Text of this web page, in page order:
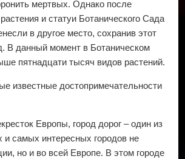
мертвых. Однако после
и статуи Ботанического Сада
в другое место, сохранив этот
В данный момент в Ботаническом
пятнадцати тысяч видов растений.
известные достопримечательности
Европы, город дорог – один из
и самых интересных городов не
но и во всей Европе. В этом городе